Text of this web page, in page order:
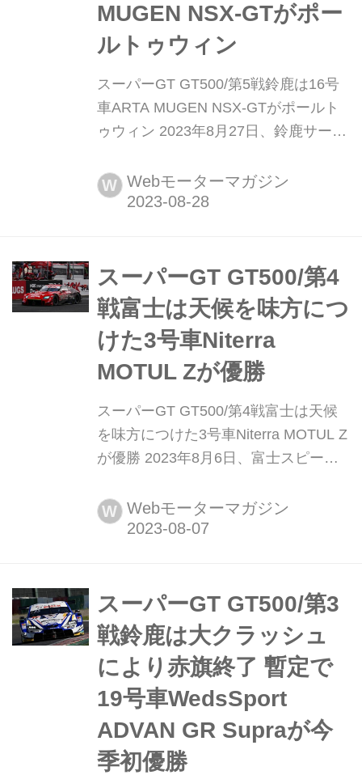
MUGEN NSX-GTがポー
ルトゥウィン
スーパーGT GT500/第5戦鈴鹿は16号
車ARTA MUGEN NSX-GTがポールト
ゥウィン 2023年8月27日、鈴鹿サーキ
Round5 SUZUKA GT 450km RACE」
の決勝が行われ、16号車ARTA
優勝となった。2位に3...
W Webモーターマガジン
スーパーGT GT500/第4
戦富士は天候を味方につ
けた3号車Niterra
MOTUL Zが優勝
スーパーGT GT500/第4戦富士は天候
を味方につけた3号車Niterra MOTUL Z
が優勝 2023年8月6日、富士スピード
Round4 FUJI GT 450km RACEの決勝
が行われ、3号車Niterra MOTUL Zが今
ARTA...
W Webモーターマガジン
スーパーGT GT500/第3
戦鈴鹿は大クラッシュ
により赤旗終了 暫定で
19号車WedsSport
ADVAN GR Supraが今
季初優勝